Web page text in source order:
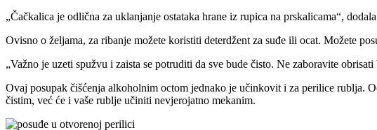
Čačkalica je odlična za uklanjanje ostataka hrane iz rupica na prskalicama ,
Ovisno o željama, za ribanje možete koristiti deterdžent za suđe ili ocat. Možete
Važno je uzeti spužvu i zaista se potruditi da sve bude čisto. Ne zaboravite
Ovaj posupak čišćenja alkoholnim octom jednako je učinkovit i za perilice rublja.
čistim, već će i vaše rublje učiniti nevjerojatno mekanim.